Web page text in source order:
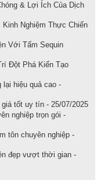
& Lợi Ích Của Dịch
Nghiệm Thực Chiến
Với Tấm Sequin
Đột Phá Kiến Tạo
lại hiệu quả cao -
tốt uy tín - 25/07/2025
nghiệp trọn gói -
tôn chuyên nghiệp -
đẹp vượt thời gian -